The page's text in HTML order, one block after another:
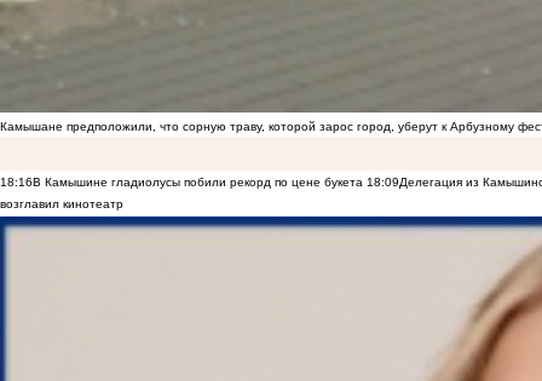
Камышане предположили, что сорную траву, которой зарос город, уберут к Арбузному
18:16В Камышине гладиолусы побили рекорд по цене букета 18:09Делегация из
возглавил кинотеатр